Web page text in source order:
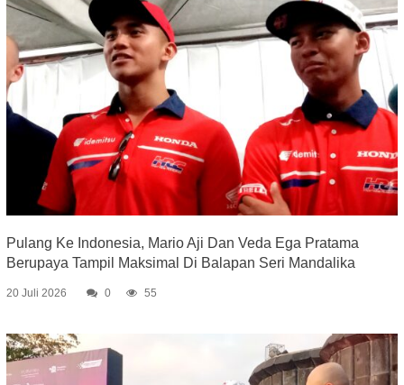
Pulang Ke Indonesia, Mario Aji Dan Veda Ega Pratama
Berupaya Tampil Maksimal Di Balapan Seri Mandalika
20 Juli 2026 0 55